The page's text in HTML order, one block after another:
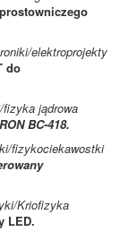
elektroprojekty
do
jądrowa
BC-418.
fizykociekawostki
Kriofizyka
LED.